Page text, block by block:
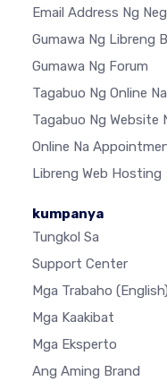
Email Address Ng
Gumawa Ng Libreng
Gumawa Ng Forum
Tagabuo Ng Online
Tagabuo Ng Website
Online Na
Libreng Web Hosting
kumpanya
Tungkol Sa
Support Center
Mga Trabaho (English)
Mga Kaakibat
Mga Eksperto
Ang Aming Brand